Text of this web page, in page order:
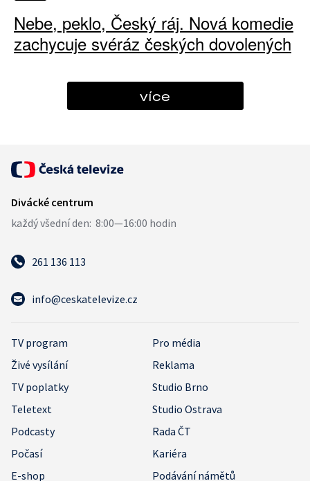
Nebe, peklo, Český ráj. Nová komedie
zachycuje svéráz českých dovolených
více
261 136 113
info@ceskatelevize.cz
TV program
Pro média
Živé vysílání
Reklama
TV poplatky
Studio Brno
Teletext
Studio Ostrava
Podcasty
Rada ČT
Počasí
Kariéra
E-shop
Podávání námětů